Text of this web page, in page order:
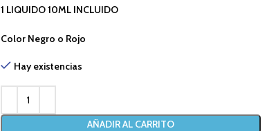
1 LIQUIDO 10ML INCLUIDO
Color Negro o Rojo
Hay existencias
AÑADIR AL CARRITO